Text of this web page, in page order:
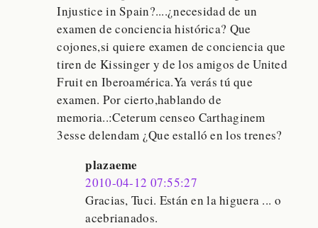
Injustice in Spain?....¿necesidad de un
examen de conciencia histórica? Que
cojones,si quiere examen de conciencia que
tiren de Kissinger y de los amigos de United
Fruit en Iberoamérica.Ya verás tú que
examen. Por cierto,hablando de
memoria..:Ceterum censeo Carthaginem
3esse delendam ¿Que estalló en los trenes?
plazaeme
2010-04-12 07:55:27
Gracias, Tuci. Están en la higuera ... o
acebrianados.